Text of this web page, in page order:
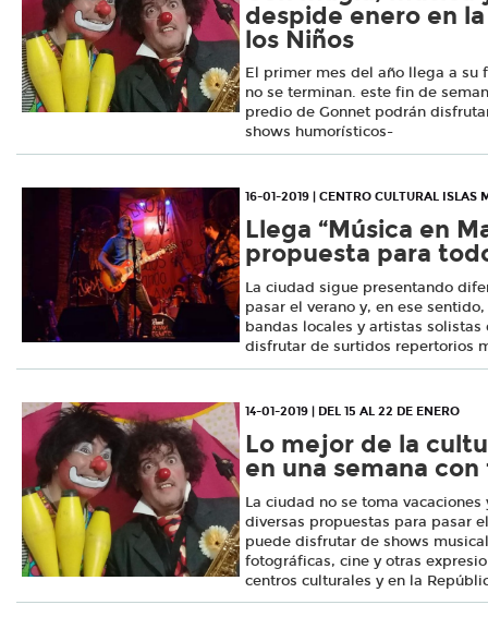
despide enero en
los Niños
El primer mes del año llega a su
no se terminan. este fin de
predio de Gonnet podrán
shows humorísticos-
16-01-2019 | CENTRO CULTURAL ISLAS
Llega “Música en
propuesta para
La ciudad sigue presentando
pasar el verano y, en ese
bandas locales y artistas
disfrutar de surtidos repertorios
14-01-2019 | DEL 15 AL 22 DE ENERO
Lo mejor de la
en una semana
La ciudad no se toma
diversas propuestas para pasar
puede disfrutar de shows
fotográficas, cine y otras
centros culturales y en la